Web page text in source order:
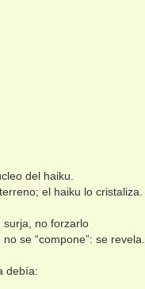
del haiku.
el haiku lo cristaliza.
surja, no forzarlo
se “compone”: se revela.
debía: